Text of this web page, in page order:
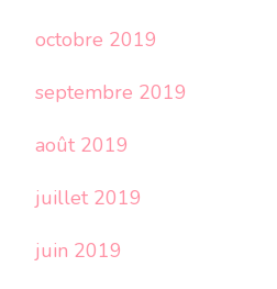
octobre 2019
septembre 2019
août 2019
juillet 2019
juin 2019